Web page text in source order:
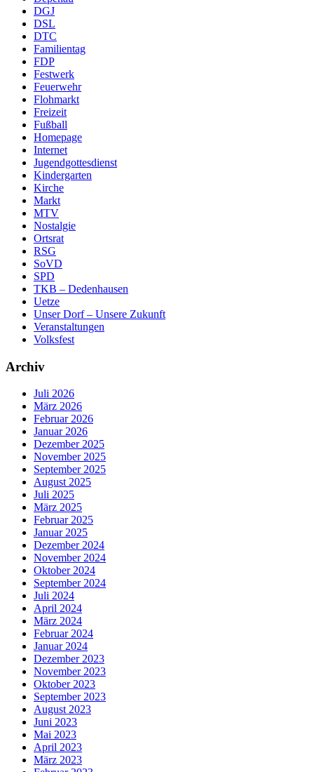
DGJ
DSL
DTC
Familientag
FDP
Festwerk
Feuerwehr
Flohmarkt
Freizeit
Fußball
Homepage
Internet
Jugendgottesdienst
Kindergarten
Kirche
Markt
MTV
Nostalgie
Ortsrat
RSG
SoVD
SPD
TKB – Dedenhausen
Uetze
Unser Dorf – Unsere Zukunft
Veranstaltungen
Volksfest
Archiv
Juli 2026
März 2026
Februar 2026
Januar 2026
Dezember 2025
November 2025
September 2025
August 2025
Juli 2025
März 2025
Februar 2025
Januar 2025
Dezember 2024
November 2024
Oktober 2024
September 2024
Juli 2024
April 2024
März 2024
Februar 2024
Januar 2024
Dezember 2023
November 2023
Oktober 2023
September 2023
August 2023
Juni 2023
Mai 2023
April 2023
März 2023